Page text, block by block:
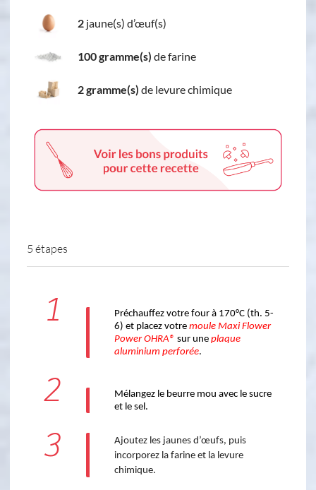
2 jaune(s) d’œuf(s)
100 gramme(s) de farine
2 gramme(s) de levure chimique
5 étapes
1
Préchauffez votre four à 170°C (th. 5-
6) et placez votre moule Maxi Flower
Power OHRA® sur une plaque
aluminium perforée.
2
Mélangez le beurre mou avec le sucre
et le sel.
3
Ajoutez les jaunes d’œufs, puis
incorporez la farine et la levure
chimique.